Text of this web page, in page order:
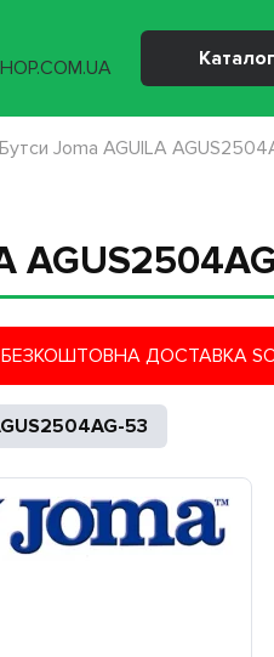
БЕЗКОШТОВНА ДОСТАВКА
53
Каталог
Joma AGUILA